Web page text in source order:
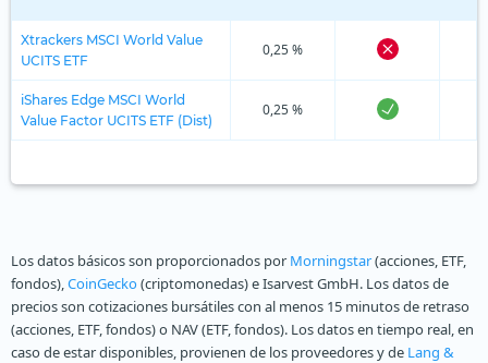
Xtrackers MSCI World Value
UCITS ETF
0,25 %
iShares Edge MSCI World
Value Factor UCITS ETF (Dist)
0,25 %
Los datos básicos son proporcionados por Morningstar(acciones, ETF,
fondos), CoinGecko(criptomonedas) e Isarvest GmbH. Los datos de
precios son cotizaciones bursátiles con al menos 15 minutos de retraso
(acciones, ETF, fondos) o NAV (ETF, fondos). Los datos en tiempo real, en
caso de estar disponibles, provienen de los proveedores y de Lang &